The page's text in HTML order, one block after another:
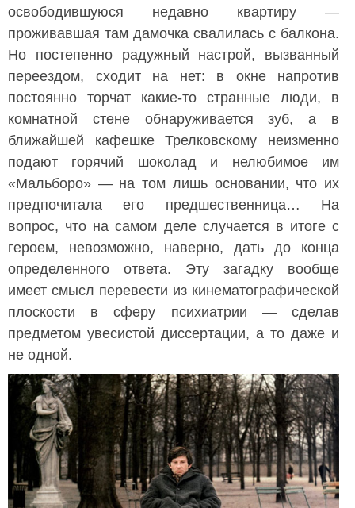
освободившуюся недавно квартиру —
проживавшая там дамочка свалилась с балкона.
Но постепенно радужный настрой, вызванный
переездом, сходит на нет: в окне напротив
постоянно торчат какие-то странные люди, в
комнатной стене обнаруживается зуб, а в
ближайшей кафешке Трелковскому неизменно
подают горячий шоколад и нелюбимое им
«Мальборо» — на том лишь основании, что их
предпочитала его предшественница… На
вопрос, что на самом деле случается в итоге с
героем, невозможно, наверно, дать до конца
определенного ответа. Эту загадку вообще
имеет смысл перевести из кинематографической
плоскости в сферу психиатрии — сделав
предметом увесистой диссертации, а то даже и
не одной.